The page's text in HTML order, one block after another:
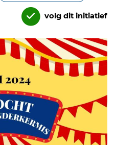
volg dit initiatief